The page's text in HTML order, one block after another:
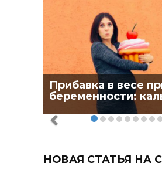
Прибавка в весе
беременности:
НОВАЯ СТАТЬЯ НА